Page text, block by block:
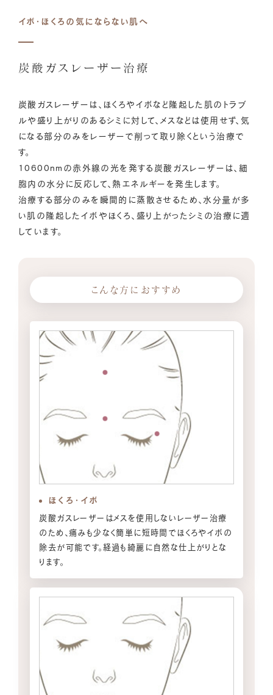
イボ・ほくろの気にならない肌へ
炭酸ガスレーザー治療
炭酸ガスレーザーは、ほくろやイボなど隆起した肌のトラブ
ルや盛り上がりのあるシミに対して、メスなどは使用せず、気
になる部分のみをレーザーで削って取り除くという治療で
す。
10600nmの赤外線の光を発する炭酸ガスレーザーは、細
胞内の水分に反応して、熱エネルギーを発生します。
治療する部分のみを瞬間的に蒸散させるため、水分量が多
い肌の隆起したイボやほくろ、盛り上がったシミの治療に適
しています。
こんな方におすすめ
ほくろ・イボ
炭酸ガスレーザーはメスを使用しないレーザー治療
のため、痛みも少なく簡単に短時間でほくろやイボの
除去が可能です。経過も綺麗に自然な仕上がりとな
ります。